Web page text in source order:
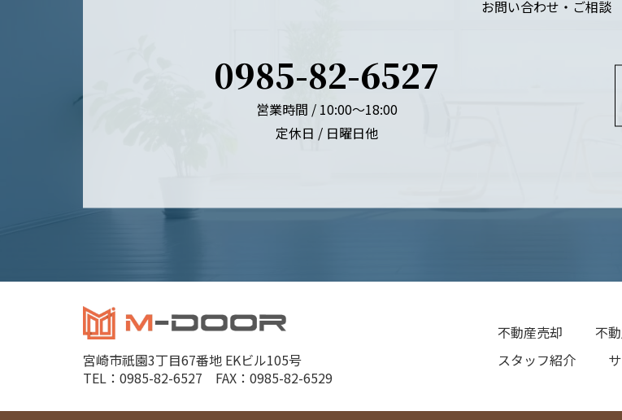
お問い合わせ・ご相談
0985-82-6527
営業時間 / 10:00～18:00
定休日 / 日曜日他
宮崎市祇園3丁目67番地 EKビル105号
TEL：0985-82-6527 FAX：0985-82-6529
不動産売却 不
スタッフ紹介